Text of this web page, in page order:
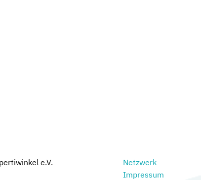
e.V.
Netzwerk
Impressum